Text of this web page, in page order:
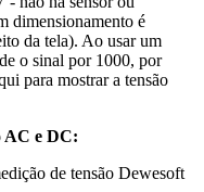
dimensionamento é
da tela). Ao usar um
o sinal por 1000, por
para mostrar a tensão
AC e DC:
de tensão Dewesoft